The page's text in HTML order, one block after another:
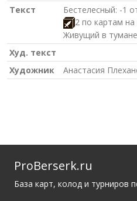
Текст
Бестелесный: -1
2 по картам
Живущий в
Худ. текст
Художник
Анастасия
ProBerserk.ru
База карт, колод и турниров